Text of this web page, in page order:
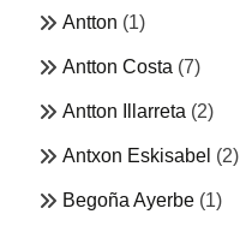
Antton (1)
Antton Costa (7)
Antton Illarreta (2)
Antxon Eskisabel (2)
Begoña Ayerbe (1)